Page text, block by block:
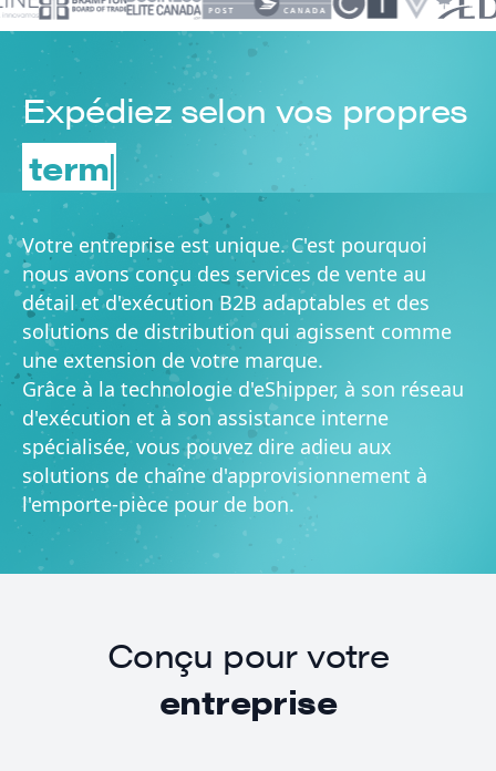
Expédiez selon vos propres
time|
Votre entreprise est unique. C'est pourquoi
nous avons conçu des services de vente au
détail et d'exécution B2B adaptables et des
solutions de distribution qui agissent comme
une extension de votre marque.
Grâce à la technologie d'eShipper, à son réseau
d'exécution et à son assistance interne
spécialisée, vous pouvez dire adieu aux
solutions de chaîne d'approvisionnement à
l'emporte-pièce pour de bon.
Conçu pour votre
entreprise